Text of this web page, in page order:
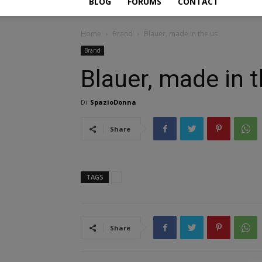
Home Brand Blauer, made in the us
Brand
Blauer, made in
Di SpazioDonna
Share
TAGS
Share